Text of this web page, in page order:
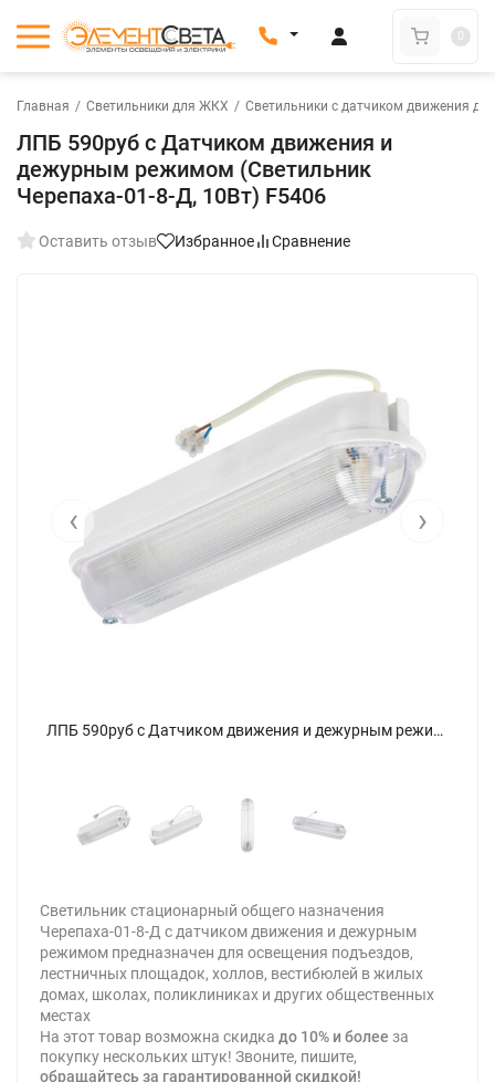
0
Главная / Светильники для ЖКХ / Светильники с датчиком движения
ЛПБ 590руб с Датчиком движения и
дежурным режимом (Светильник
Черепаха-01-8-Д, 10Вт) F5406
Оставить отзыв Избранное Сравнение
ЛПБ 590руб с Датчиком движения и дежурным режимом (Светильник Черепаха-01-8-Д, 10Вт) - фото
‹ ›
Светильник стационарный общего назначения
Черепаха-01-8-Д с датчиком движения и дежурным
режимом предназначен для освещения подъездов,
лестничных площадок, холлов, вестибюлей в жилых
домах, школах, поликлиниках и других общественных
местах
На этот товар возможна скидка до 10% и более за
покупку нескольких штук! Звоните, пишите,
обращайтесь за гарантированной скидкой!